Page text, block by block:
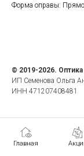
Главная
Форма оправы:
© 2019-2026.
ИП Семенова Ольга
ИНН 471207408481